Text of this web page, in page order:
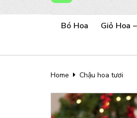
Bó Hoa Giỏ Hoa
Home Chậu hoa tươi